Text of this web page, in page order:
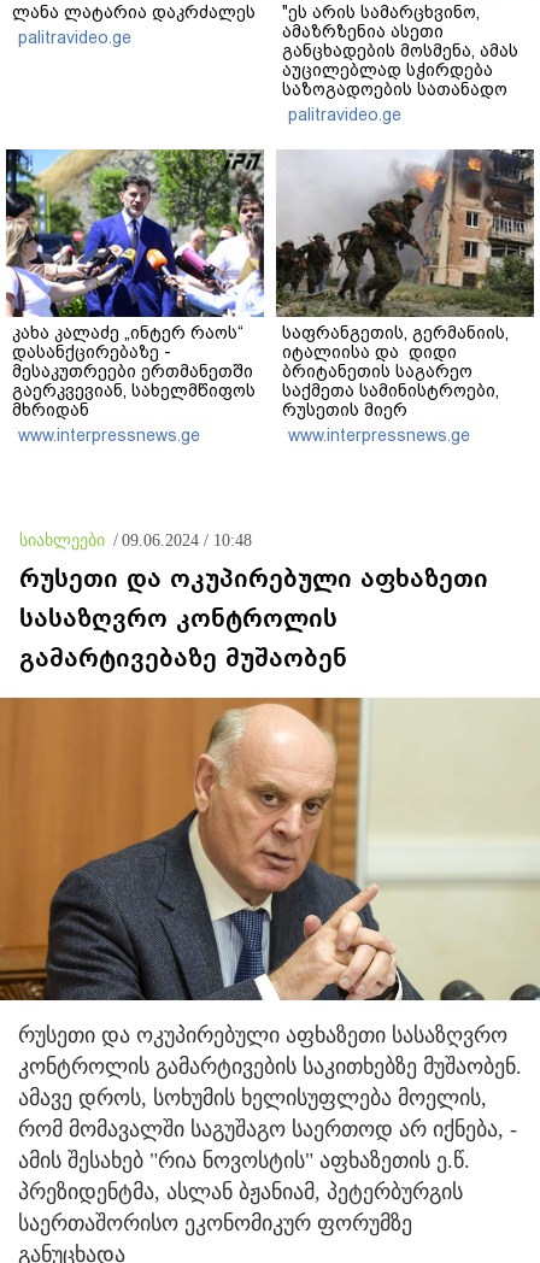
ლანა ლატარია დაკრძალეს
palitravideo.ge
"ეს არის სამარცხვინო,
ამაზრზენია ასეთი
განცხადების მოსმენა, ამას
აუცილებლად სჭირდება
საზოგადოების სათანადო
რეაქცია" - ირაკლი
კობახიძე
palitravideo.ge
კახა კალაძე „ინტერ რაოს“
დასანქცირებაზე -
მესაკუთრეები ერთმანეთში
გაერკვევიან, სახელმწიფოს
მხრიდან
ბიზნესსაქმიანობაში
უხეშად ჩარევა,
სახელმწიფოს მოქმედება,
ნაბიჯებს გადავდგამთ
www.interpressnews.ge
საფრანგეთის, გერმანიის,
იტალიისა და დიდი
ბრიტანეთის საგარეო
საქმეთა სამინისტროები,
რუსეთის მიერ
საქართველოს ოკუპაციის
მორიგ წლისთავთან
www.interpressnews.ge
სიახლეები / 09.06.2024 / 10:48
რუსეთი და ოკუპირებული აფხაზეთი
სასაზღვრო კონტროლის
გამარტივებაზე მუშაობენ
რუსეთი და ოკუპირებული აფხაზეთი სასაზღვრო
კონტროლის გამარტივების საკითხებზე მუშაობენ.
ამავე დროს, სოხუმის ხელისუფლება მოელის,
რომ მომავალში საგუშაგო საერთოდ არ იქნება, -
ამის შესახებ "რია ნოვოსტის" აფხაზეთის ე.წ.
პრეზიდენტმა, ასლან ბჟანიამ, პეტერბურგის
საერთაშორისო ეკონომიკურ ფორუმზე
განუცხადა